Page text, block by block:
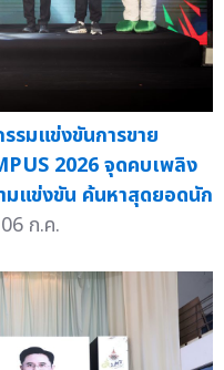
มแข่งขันการขาย
2026 จุดคบเพลิง
มแข่งขัน ค้นหาสุดยอดนัก
06 ก.ค.